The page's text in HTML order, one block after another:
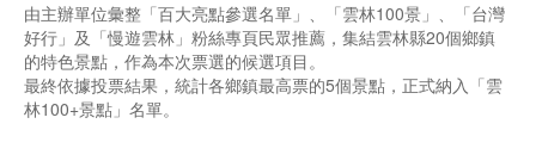
由主辦單位彙整「百大亮點參選名單」、「雲林100景」、「台灣
好行」及「慢遊雲林」粉絲專頁民眾推薦，集結雲林縣20個鄉鎮
的特色景點，作為本次票選的候選項目。
最終依據投票結果，統計各鄉鎮最高票的5個景點，正式納入「雲
林100+景點」名單。